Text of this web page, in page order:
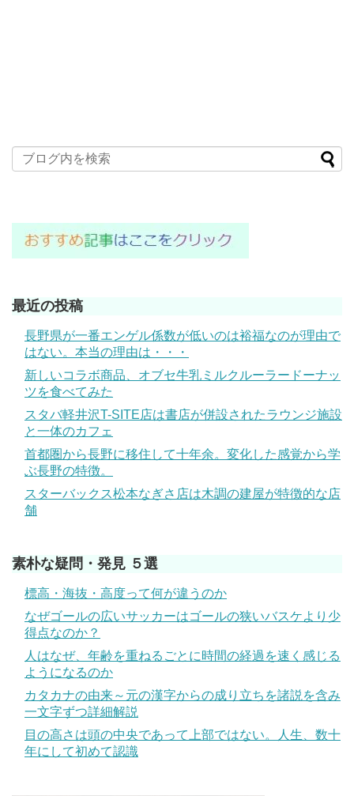
最近の投稿
長野県が一番エンゲル係数が低いのは裕福なのが理由で
はない。本当の理由は・・・
新しいコラボ商品、オブセ牛乳ミルクルーラードーナッ
ツを食べてみた
スタバ軽井沢T-SITE店は書店が併設されたラウンジ施設
と一体のカフェ
首都圏から長野に移住して十年余。変化した感覚から学
ぶ長野の特徴。
スターバックス松本なぎさ店は木調の建屋が特徴的な店
舗
素朴な疑問・発見 ５選
標高・海抜・高度って何が違うのか
なぜゴールの広いサッカーはゴールの狭いバスケより少
得点なのか？
人はなぜ、年齢を重ねるごとに時間の経過を速く感じる
ようになるのか
カタカナの由来～元の漢字からの成り立ちを諸説を含み
一文字ずつ詳細解説
目の高さは頭の中央であって上部ではない。人生、数十
年にして初めて認識